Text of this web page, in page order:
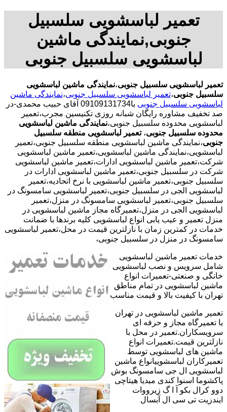
تعمیر لباسشویی سلسبیل
جنوبی,نمایندگی ماشین
لباسشویی سلسبیل جنوبی
تعمیر لباسشویی سلسبیل جنوبی،نمایندگی ماشین لباسشویی
سلسبیل جنوبی،تعمیر لباسشویی سلسبیل جنوبی،نمایندگی ماشین
لباسشویی سلسبیل جنوبی
با09109131734 آقای حبیب محمدی-در
صد تخفیف مشاوره رایگان شبانه روزی تکنیسین مجرب،تعمیر
لباسشویی محدوده سلسبیل جنوبی،نمایندگی ماشین لباسشویی
محدوده سلسبیل جنوبی، تعمیر لباسشویی منطقه سلسبیل
جنوبی،نمایندگی ماشین لباسشویی منطقه سلسبیل جنوبی،تعمیر
لباسشویی،نمایندگی ماشین لباسشویی،تعمیر ماشین لباسشویی
شرکت،تعمیر ماشین لباسشویی ادارات،تعمیر ماشین لباسشویی
شرکت در سلسبیل جنوبی،تعمیر ماشین لباسشویی ادارات در
سلسبیل جنوبی،تعمیر ماشین لباسشویی با نرخ اتحادیه،تعمیر
لباسشویی الجی در سلسبیل جنوبی،تعمیر لباسشویی سامسونگ در
سلسبیل جنوبی،تعمیر لباسشویی سامسونگ در منزل،تعمیر
لباسشویی الجی در منزل،تعمیرگاه مجاز ماشین لباسشویی در
منزل تعمیر و عیب یابی انواع لباسشویی کلیه برندها با ضمانت
خدمات در کمترین زمان با نازلترین قیمت در محل،تعمیر لباسشویی
سامسونگ در منزل در سلسبیل جنوبی،
خدمات تعمیر ماشین لباسشویی
شامل سرویس و نصب لباسشویی
خانگی و صنعتی-تعمیرات انواع
ماشین لباسشویی در تمام مناطق
تهران با کیفیت بالا و قیمت مناسب
تعمیر ماشین لباسشویی در تهران
با تعمیرگاه مجاز و حرفه ای
سرویسکاران.تعمیر در محل با
نازلترین قیمت.تعمیرات انواع
ماشین های لباسشویی توسط
تعمیرکاران لباسشوییانواع ماشین
لباسشویی ال جی سامسونگ بوش
پاکشوما اسنوا کندی میدیا هیتاچی
دوو کرال بکو آ ا گ زیرووات
ایندزیت تی سی ال آبسال